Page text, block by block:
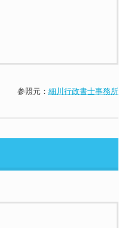
参照元： 細川行政書士事務所